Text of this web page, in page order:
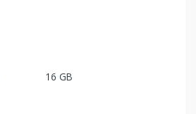
16 GB